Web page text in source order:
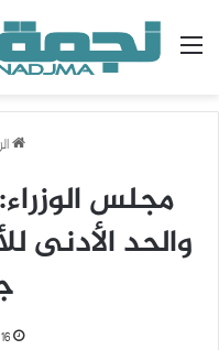
القائمة
مجلس
16 نوفمبر، 2025